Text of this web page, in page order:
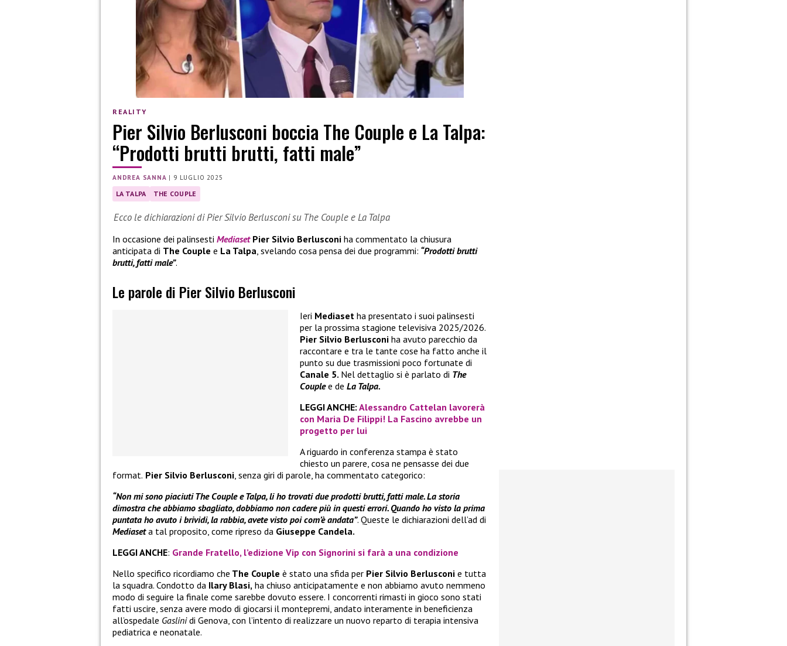
REALITY
Pier Silvio Berlusconi boccia The Couple e La Talpa:
“Prodotti brutti brutti, fatti male”
ANDREA SANNA | 9 LUGLIO 2025
LA TALPA THE COUPLE
Ecco le dichiarazioni di Pier Silvio Berlusconi su The Couple e La Talpa
In occasione dei palinsesti Mediaset Pier Silvio Berlusconi ha commentato la chiusura
anticipata di The Couple e La Talpa , svelando cosa pensa dei due programmi: “Prodotti brutti
brutti, fatti male”.
Le parole di Pier Silvio Berlusconi
Ieri Mediaset ha presentato i suoi palinsesti
per la prossima stagione televisiva 2025/2026.
Pier Silvio Berlusconi ha avuto parecchio da
raccontare e tra le tante cose ha fatto anche il
punto su due trasmissioni poco fortunate di
Canale 5. Nel dettaglio si è parlato di The
Couplee de La Talpa.
LEGGI ANCHE: Alessandro Cattelan lavorerà
con Maria De Filippi! La Fascino avrebbe un
progetto per lui
A riguardo in conferenza stampa è stato
chiesto un parere, cosa ne pensasse dei due
format. Pier Silvio Berlusconi, senza giri di parole, ha commentato categorico:
“Non mi sono piaciuti The Couple e Talpa, li ho trovati due prodotti brutti, fatti male. La storia
dimostra che abbiamo sbagliato, dobbiamo non cadere più in questi errori. Quando ho visto la prima
puntata ho avuto i brividi, la rabbia, avete visto poi com’è andata”. Queste le dichiarazioni dell’ad di
Mediaseta tal proposito, come ripreso da Giuseppe Candela.
LEGGI ANCHE: Grande Fratello, l’edizione Vip con Signorini si farà a una condizione
Nello specifico ricordiamo che The Couple è stato una sfida per Pier Silvio Berlusconi e tutta
la squadra. Condotto da Ilary Blasi, ha chiuso anticipatamente e non abbiamo avuto nemmeno
modo di seguire la finale come sarebbe dovuto essere. I concorrenti rimasti in gioco sono stati
fatti uscire, senza avere modo di giocarsi il montepremi, andato interamente in beneficienza
all’ospedale Gaslinidi Genova, con l’intento di realizzare un nuovo reparto di terapia intensiva
pediatrica e neonatale.